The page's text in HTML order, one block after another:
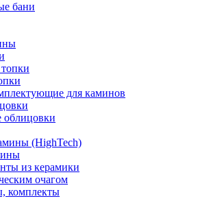
бани
для каминов
(HighTech)
из керамики
очагом
комплекты